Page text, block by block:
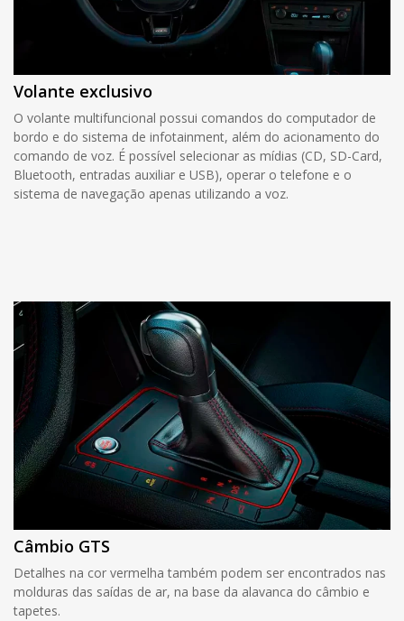
Volante exclusivo
O volante multifuncional possui comandos do computador de
bordo e do sistema de infotainment, além do acionamento do
comando de voz. É possível selecionar as mídias (CD, SD-Card,
Bluetooth, entradas auxiliar e USB), operar o telefone e o
sistema de navegação apenas utilizando a voz.
Câmbio GTS
Detalhes na cor vermelha também podem ser encontrados nas
molduras das saídas de ar, na base da alavanca do câmbio e
tapetes.